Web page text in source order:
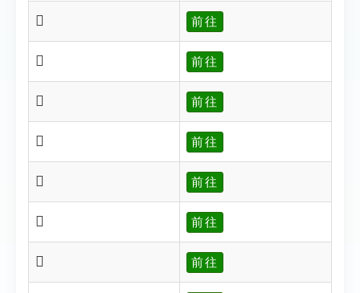
𠩋 前往
𠩌 前往
𠩍 前往
𠩎 前往
𠩏 前往
𠩖 前往
𠩗 前往